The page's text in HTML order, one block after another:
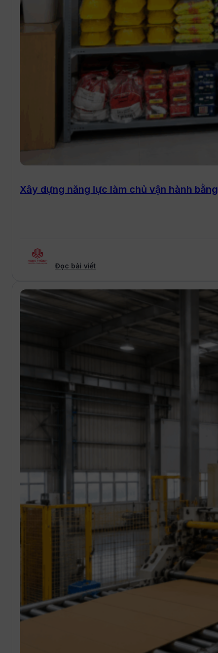
Xây dựng năng lực làm chủ vận hành
Đọc bài viết